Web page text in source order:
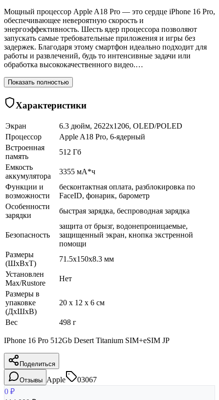
Мощный процессор Apple A18 Pro — это сердце iPhone 16 Pro,
обеспечивающее невероятную скорость и
энергоэффективность. Шесть ядер процессора позволяют
запускать самые требовательные приложения и игры без
задержек. Благодаря этому смартфон идеально подходит для
работы и развлечений, будь то интенсивные задачи или
обработка высококачественного видео.…
Показать полностью
Характеристики
Экран
6.3 дюйм, 2622x1206, OLED/POLED
Процессор
Apple A18 Pro, 6-ядерный
Встроенная
память
512 Гб
Емкость
аккумулятора
3355 мА*ч
Функции и
возможности
бесконтактная оплата, разблокировка по
FaceID, фонарик, барометр
Особенности
зарядки
быстрая зарядка, беспроводная зарядка
Безопасность
защита от брызг, водонепроницаемые,
защищенный экран, кнопка экстренной
помощи
Размеры
(ШхВхТ)
71.5x150x8.3 мм
Установлен
Max/Rustore
Нет
Размеры в
упаковке
(ДхШхВ)
20 x 12 x 6 см
Вес 498 г
IPhone 16 Pro 512Gb Desert Titanium SIM+eSIM JP
Поделиться
Отзывы Apple
03067
0 ₽